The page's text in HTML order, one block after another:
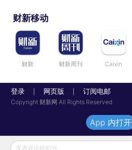
财新移动
财新 财新周刊 Caixin
登录 网页版 订阅电邮
Copyright 财新网 All Rights Reserved
发表评论得积分
App 内打开